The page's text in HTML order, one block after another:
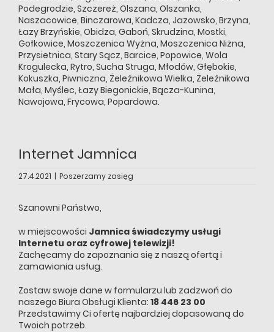
Internet Jamnica
27.4.2021 | Poszerzamy zasięg
Szanowni Państwo,
w miejscowości Jamnica świadczymy usługi
Internetu oraz cyfrowej telewizji!
Zachęcamy do zapoznania się z naszą ofertą i
zamawiania usług.
Zostaw swoje dane w formularzu lub zadzwoń do
naszego Biura Obsługi Klienta: 18 446 23 00
Przedstawimy Ci ofertę najbardziej dopasowaną do
Twoich potrzeb.
Podegrodzie, Szczereż, Olszana, Olszanka,
Naszacowice, Binczarowa, Kadcza, Jazowsko, Brzyna,
Łazy Brzyńskie, Obidza, Gaboń, Skrudzina, Mostki,
Gołkowice, Moszczenica Wyżna, Moszczenica Niżna,
Przysietnica, Stary Sącz, Barcice, Popowice, Wola
Krogulecka, Rytro, Sucha Struga, Młodów, Głębokie,
Kokuszka, Piwniczna, Żeleźnikowa Wielka, Żeleźnikowa
Mała, Myślec, Łazy Biegonickie, Bącza-Kunina,
Nawojowa, Frycowa, Popardowa.